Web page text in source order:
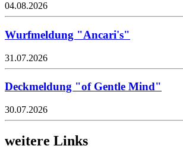
04.08.2026
Wurfmeldung "Ancari's"
31.07.2026
Deckmeldung "of Gentle Mind"
30.07.2026
weitere Links